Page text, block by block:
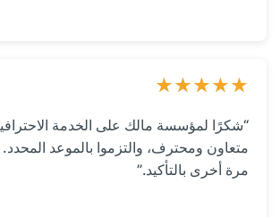
“شكرًا لمؤسسة مالك على الخدمة
متعاون ومحترف، والتزموا بالموعد
مرة أخرى بالتأكيد.”